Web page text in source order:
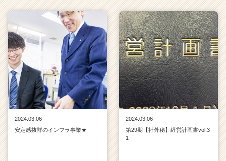
2024.03.06
安定感抜群のインフラ事業★
2024.03.06
第29期【社外秘】経営計画書vol.3
1